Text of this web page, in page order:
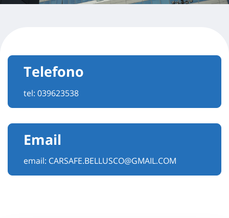
Telefono
tel: 039623538
Email
email: CARSAFE.BELLUSCO@GMAIL.COM